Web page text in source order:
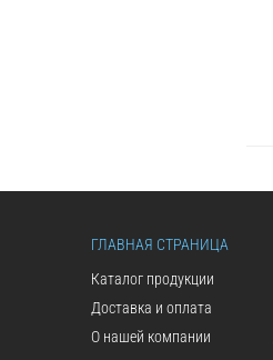
ГЛАВНАЯ СТРАНИЦА
Каталог продукции
Доставка и оплата
О нашей компании